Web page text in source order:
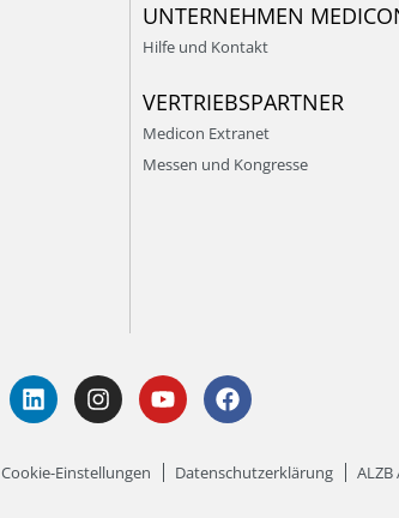
UNTERNEHMEN
Hilfe und Kontakt
VERTRIEBSPARTNER
Medicon Extranet
Messen und Kongresse
Cookie-Einstellungen Datenschutzerklärung